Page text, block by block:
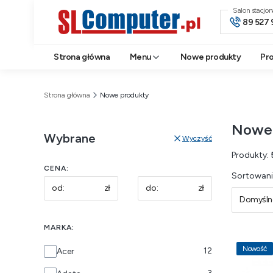
Salon
89 527
Strona główna Menu Nowe produkty
Strona główna Nowe produkty
Wybrane Wyczyść
CENA:
zł zł
MARKA:
Marka
Acer 12
Produkty:
Lista
Nowość